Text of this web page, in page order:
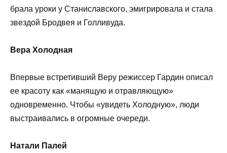
брала уроки у Станиславского, эмигрировала и стала
звездой Бродвея и Голливуда.
Вера Холодная
Впервые встретивший Веру режиссер Гардин описал
ее красоту как «манящую и отравляющую»
одновременно. Чтобы «увидеть Холодную», люди
выстраивались в огромные очереди.
Натали Палей